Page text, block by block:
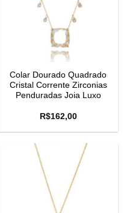
Colar Dourado Quadrado
Cristal Corrente Zirconias
Penduradas Joia Luxo
R$162,00